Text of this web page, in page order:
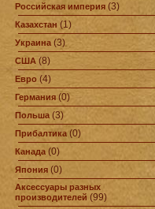
Российская империя (3)
Казахстан (1)
Украина (3)
США (8)
Евро (4)
Германия (0)
Польша(3)
Прибалтика(0)
Канада (0)
Япония (0)
Аксессуары разных
производителей (99)